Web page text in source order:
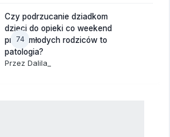
74
Czy podrzucanie dziadkom
dzieci do opieki co weekend
przez młodych rodziców to
patologia?
Przez Dalila_